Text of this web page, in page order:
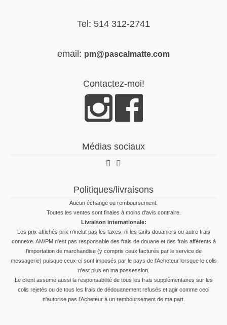
Tel: 514 312-2741
email: pm@pascalmatte.com
Contactez-moi!
Médias sociaux
Politiques/livraisons
Aucun échange ou remboursement.
Toutes les ventes sont finales à moins d'avis contraire.
Livraison internationale:
Les prix affichés prix n'inclut pas les taxes, ni les tarifs douaniers ou autre frais
connexe. AM/PM n'est pas responsable des frais de douane et des frais afférents à
l'importation de marchandise (y compris ceux facturés par le service de
messagerie) puisque ceux-ci sont imposés par le pays de l'Acheteur lorsque le colis
n'est plus en ma possession.
Le client assume aussi la responsabilité de tous les frais supplémentaires sur les
colis rejetés ou de tous les frais de dédouanement refusés et agir comme ceci
n'autorise pas l'Acheteur à un remboursement de ma part.